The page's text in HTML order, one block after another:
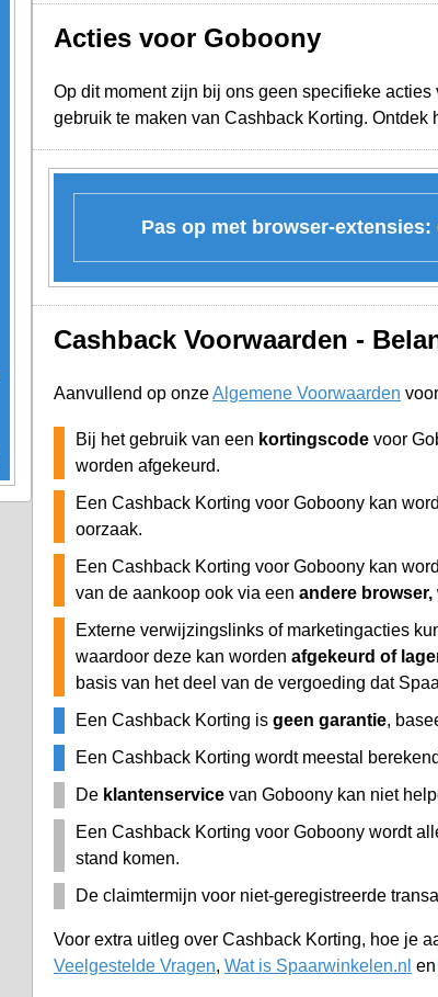
Acties voor Goboony
Op dit moment zijn bij ons geen specifieke
gebruik te maken van Cashback Korting. Ontdek
Pas op met browser-
Cashback Voorwaarden -
Aanvullend op onzeAlgemene Voorwaarden
Bij het gebruik van een kortingscode voor
worden afgekeurd.
Een Cashback Korting voor Goboony kan
oorzaak.
Een Cashback Korting voor Goboony kan
van de aankoop ook via een andere
Externe verwijzingslinks of marketingacties
waardoor deze kan worden afgekeurd of
basis van het deel van de vergoeding dat
Een Cashback Korting is geen garantie,
Een Cashback Korting wordt meestal
De klantenservice van Goboony kan niet
Een Cashback Korting voor Goboony wordt
stand komen.
De claimtermijn voor niet-geregistreerde
Voor extra uitleg over Cashback Korting, hoe je
Veelgestelde Vragen, Wat is Spaarwinkelen.nl en